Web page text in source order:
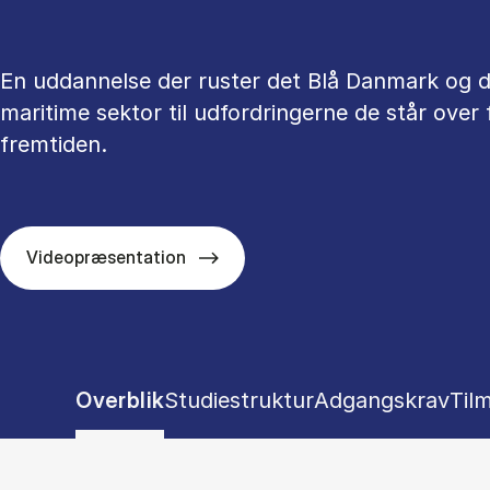
En uddannelse der ruster det Blå Danmark og
maritime sektor til udfordringerne de står over
fremtiden.
Videopræsentation
Tablist controlsShow panel
OverblikShow panel
StudiestrukturShow panel
Adgangskrav